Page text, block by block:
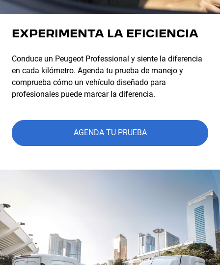
EXPERIMENTA LA EFICIENCIA
Conduce un Peugeot Professional y siente la diferencia
en cada kilómetro. Agenda tu prueba de manejo y
comprueba cómo un vehículo diseñado para
profesionales puede marcar la diferencia.
AGENDA TU PRUEBA